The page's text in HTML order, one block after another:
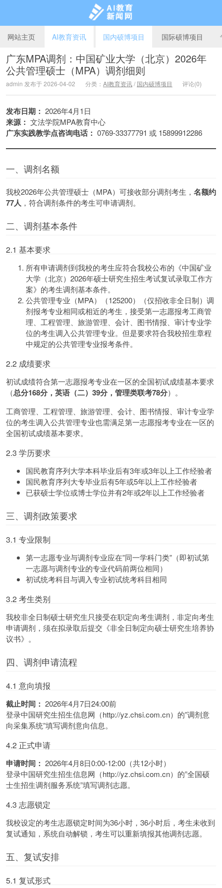
AI教育新闻网
网站主页 AI教育资讯 国内硕博项目 国际硕博项目
广东MPA调剂：中国矿业大学（北京）2026年
公共管理硕士（MPA）调剂细则
admin 发布于 2026-04-02 分类： AI教育资讯/ 国内硕博项目 评论(0)
发布日期： 2026年4月1日
来源： 文法学院MPA教育中心
广东实践教学点咨询电话： 0769-33377791 或 15899912286
一、调剂名额
我校2026年公共管理硕士（MPA）可接收部分调剂考生， 名额约
77人 ，符合调剂条件的考生可申请调剂。
二、调剂基本条件
2.1 基本要求
所有申请调剂到我校的考生应符合我校公布的《中国矿业
大学（北京）2026年硕士研究生招生考试复试录取工作方
案》的考生调剂基本条件。
公共管理专业（MPA）（125200）（仅招收非全日制）调
剂报考专业相同或相近的考生，接受第一志愿报考工商管
理、工程管理、旅游管理、会计、图书情报、审计专业学
位的考生调入公共管理专业。但是要求符合我校招生章程
中规定的公共管理专业报考条件。
2.2 成绩要求
初试成绩符合第一志愿报考专业在一区的全国初试成绩基本要求
（总分168分，英语（二）39分，管理类联考78分）。
工商管理、工程管理、旅游管理、会计、图书情报、审计专业学
位的考生调入公共管理专业也需满足第一志愿报考专业在一区的
全国初试成绩基本要求。
2.3 学历要求
国民教育序列大学本科毕业后有3年或3年以上工作经验者
国民教育序列大专毕业后有5年或5年以上工作经验者
已获硕士学位或博士学位并有2年或2年以上工作经验者
三、调剂政策要求
3.1 专业限制
第一志愿专业与调剂专业应在”同一学科门类”（即初试第
一志愿与调剂专业的专业代码前两位相同）
初试统考科目与调入专业初试统考科目相同
3.2 考生类别
我校非全日制硕士研究生只接受在职定向考生调剂，非定向考生
申请调剂，须在拟录取后提交《非全日制定向硕士研究生培养协
议书》。
四、调剂申请流程
4.1 意向填报
截止时间： 2026年4月7日24:00前
登录中国研究生招生信息网（http://yz.chsi.com.cn）的”调剂意
向采集系统”填写调剂意向信息。
4.2 正式申请
申请时间： 2026年4月8日0:00-12:00（共12小时）
登录中国研究生招生信息网（http://yz.chsi.com.cn）的”全国硕
士生招生调剂服务系统”填写调剂志愿。
4.3 志愿锁定
我校设定的考生志愿锁定时间为36小时，36小时后，考生未收到
复试通知，系统自动解锁，考生可以重新填报其他调剂志愿。
五、复试安排
5.1 复试形式